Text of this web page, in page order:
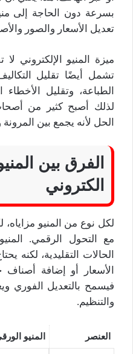
بسرعة دون الحاجة إلى
تعديل الأسعار والصور
ميزة المنيو الإلكتروني
تشمل أيضًا تقليل
الطباعة، وتقليل
لذلك أصبح كثير من
الحل لأنه يجمع بين
الفرق بين
الكتروني
لكل نوع من المنيو
مع التحول الرقمي.
الحالات التقليدية، لكنه
الأسعار أو إضافة أصناف
فيسمح بالتعديل الفوري
والتنظيم.
العنصر المنيو